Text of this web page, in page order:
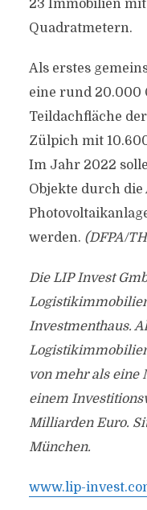
23 Immobilien
Quadratmetern.
Als erstes
eine rund 20.000
Teildachfläche
Zülpich mit
Im Jahr 2022
Objekte durch die
werden. (DFPA/
Die LIP Invest
Investmenthaus.
von mehr als eine
einem
Milliarden Euro.
München.
www.lip-